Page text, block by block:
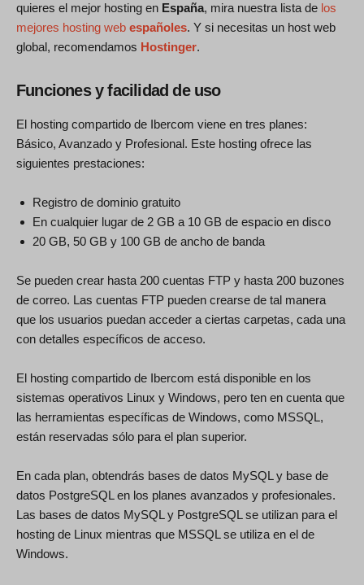
quieres el mejor hosting en España, mira nuestra lista de los
mejores hosting web españoles. Y si necesitas un host web
global, recomendamos Hostinger.
Funciones y facilidad de uso
El hosting compartido de Ibercom viene en tres planes:
Básico, Avanzado y Profesional. Este hosting ofrece las
siguientes prestaciones:
Registro de dominio gratuito
En cualquier lugar de 2 GB a 10 GB de espacio en disco
20 GB, 50 GB y 100 GB de ancho de banda
Se pueden crear hasta 200 cuentas FTP y hasta 200 buzones
de correo. Las cuentas FTP pueden crearse de tal manera
que los usuarios puedan acceder a ciertas carpetas, cada una
con detalles específicos de acceso.
El hosting compartido de Ibercom está disponible en los
sistemas operativos Linux y Windows, pero ten en cuenta que
las herramientas específicas de Windows, como MSSQL,
están reservadas sólo para el plan superior.
En cada plan, obtendrás bases de datos MySQL y base de
datos PostgreSQL en los planes avanzados y profesionales.
Las bases de datos MySQL y PostgreSQL se utilizan para el
hosting de Linux mientras que MSSQL se utiliza en el de
Windows.